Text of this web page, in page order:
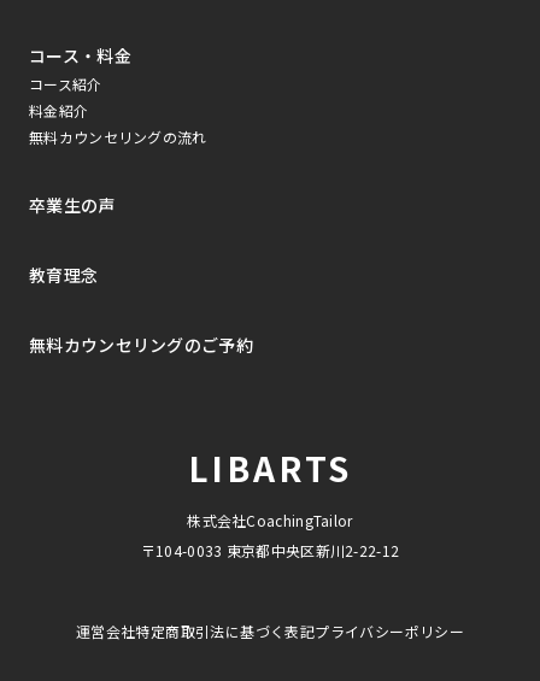
コース・料金
コース紹介
料金紹介
無料カウンセリングの流れ
卒業生の声
教育理念
無料カウンセリングのご予約
LIBARTS
株式会社CoachingTailor
〒104-0033 東京都中央区新川2-22-12
運営会社特定商取引法に基づく表記プライバシーポリシー